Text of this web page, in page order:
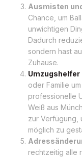
Ausmisten
Chance, um
unwichtigen
Dadurch
sondern hast
Zuhause.
Umzugshelfer
oder Familie
professionelle
Weiß aus
zur Verfügung,
möglich zu
rechtzeitig alle